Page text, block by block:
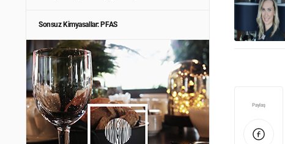
Sonsuz Kimyasallar: PFAS
Paylaş